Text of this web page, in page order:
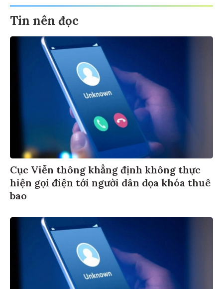
Tin nên đọc
Cục Viễn thông khẳng định không thực
hiện gọi điện tới người dân dọa khóa thuê
bao